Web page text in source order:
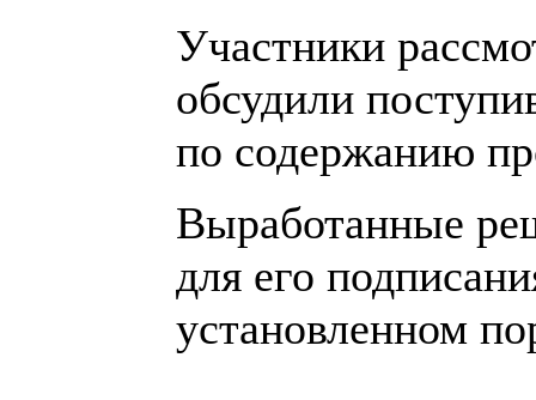
Участники
обсудили
по содержанию
Выработанные
для его
установленном